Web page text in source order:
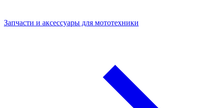
Запчасти и аксессуары для мототехники